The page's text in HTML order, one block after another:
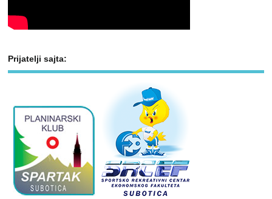
Prijatelji sajta: